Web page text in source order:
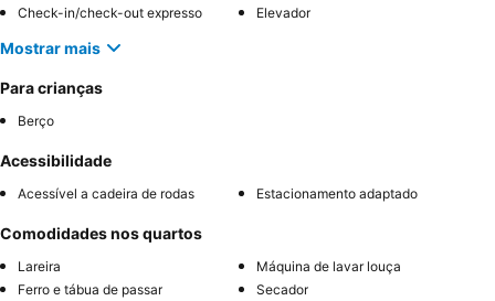
Check-in/check-out expresso Elevador
Mostrar mais
Para crianças
Berço
Acessibilidade
Acessível a cadeira de rodas Estacionamento adaptado
Comodidades nos quartos
Lareira
Máquina de lavar louça
Ferro e tábua de passar
Secador